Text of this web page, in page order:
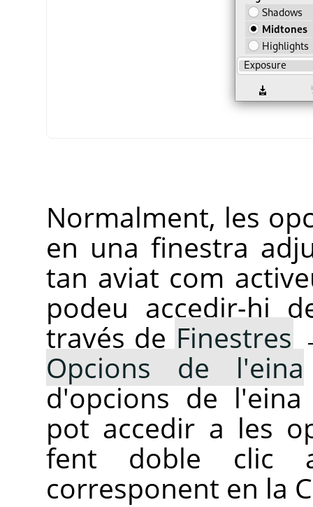
Normalment, les
en una finestra
tan aviat com
podeu accedir-hi
través de Finestres
Opcions de l'eina
d'opcions de l'eina
pot accedir a les
fent doble clic
corresponent en la